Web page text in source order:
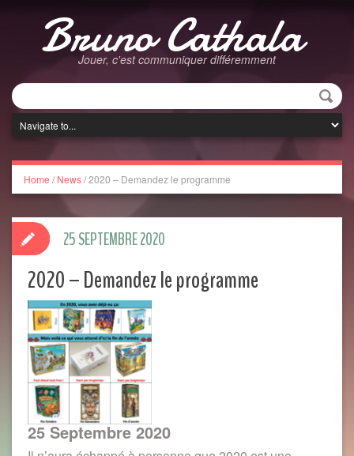
Bruno Cathala
Jouer, c'est communiquer différemment
Home / News/2020 – Demandez le programme
2020 – Demandez le programme
25 Septembre 2020
25 SEPTEMBRE 2020